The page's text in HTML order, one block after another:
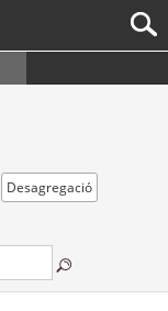
Desagregació